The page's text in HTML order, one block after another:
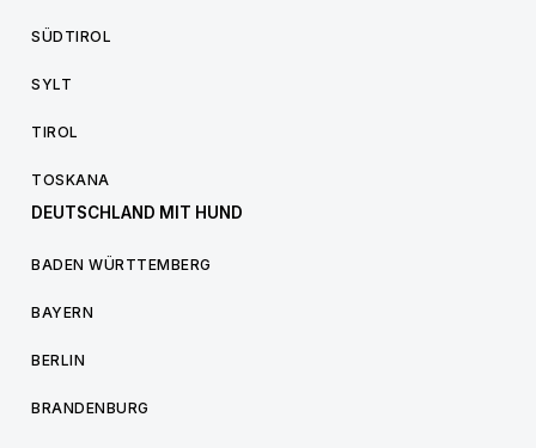
SÜDTIROL
SYLT
TIROL
TOSKANA
DEUTSCHLAND MIT HUND
BADEN WÜRTTEMBERG
BAYERN
BERLIN
BRANDENBURG